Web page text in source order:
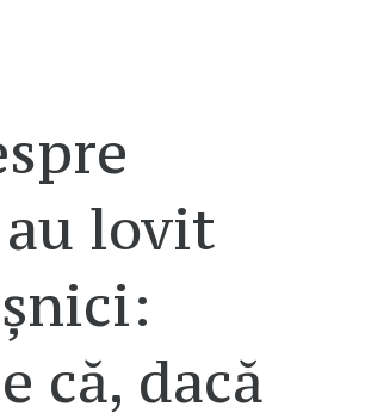
lovit
că, dacă